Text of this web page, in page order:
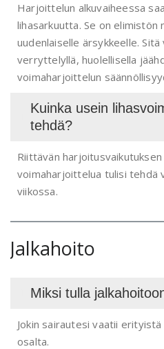
Harjoittelun alkuvaiheessa
lihasarkuutta. Se on elimistön
uudenlaiselle ärsykkeelle.
verryttelyllä, huolellisella
voimaharjoittelun
Kuinka usein
tehdä?
Riittävän harjoitusvaikutuksen
voimaharjoittelua tulisi tehdä
viikossa.
Jalkahoito
Miksi tulla
Jokin sairautesi vaatii
osalta.